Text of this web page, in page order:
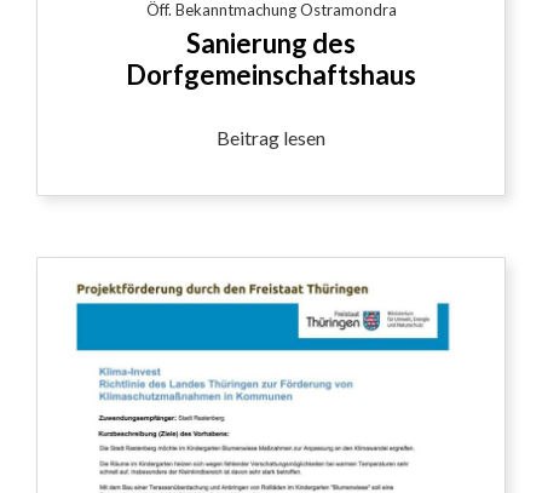
Öff. Bekanntmachung Ostramondra
Sanierung des
Dorfgemeinschaftshaus
Beitrag lesen